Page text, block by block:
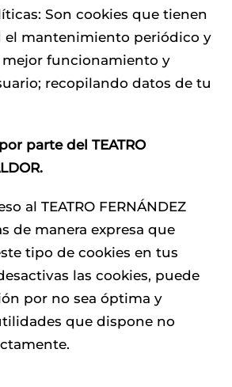
Son cookies que tienen
el mantenimiento periódico y
mejor funcionamiento y
recopilando datos de tu
parte del TEATRO
al TEATRO FERNÁNDEZ
de manera expresa que
tipo de cookies en tus
las cookies, puede
por no sea óptima y
que dispone no